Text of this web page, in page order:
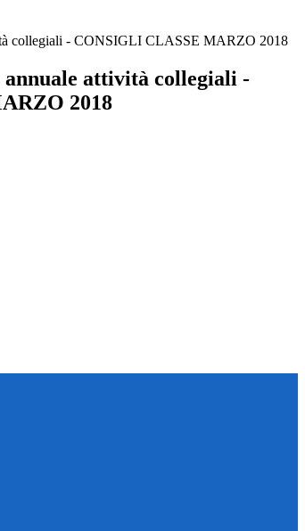
collegiali - CONSIGLI CLASSE MARZO 2018
annuale attività collegiali -
2018